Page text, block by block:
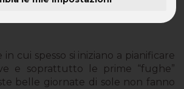
vacanze brevi
in cui spesso si iniziano a pianificare
e soprattutto le prime “fughe”
belle giornate di sole non fanno